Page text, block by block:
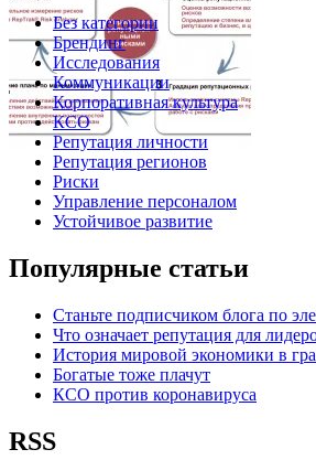
Без категории
Брендинг
Исследования
Коммуникации
Корпоративная культура
КСО
Репутация личности
Репутация регионов
Риски
Управление персоналом
Устойчивое развитие
Популярные статьи
Станьте подписчиком блога по
Что означает репутация для
История мировой экономики в
Богатые тоже плачут
КСО против коронавируса
RSS